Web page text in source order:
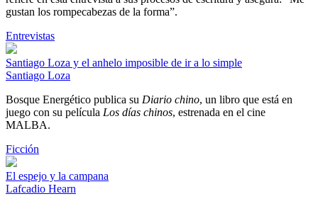
gustan los rompecabezas de la forma”.
Entrevistas
Santiago Loza y el anhelo imposible de ir a lo simple
Santiago Loza
Bosque Energético publica su Diario chino, un libro que está en
juego con su película Los días chinos, estrenada en el cine
MALBA.
Ficción
El espejo y la campana
Lafcadio Hearn